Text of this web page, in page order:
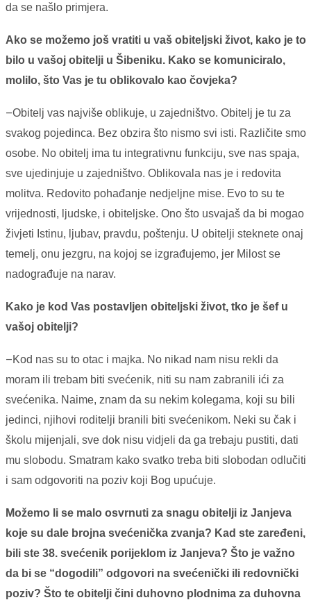
da se našlo primjera.
Ako se možemo još vratiti u vaš obiteljski život, kako je to
bilo u vašoj obitelji u Šibeniku. Kako se komuniciralo,
molilo, što Vas je tu oblikovalo kao čovjeka?
–Obitelj vas najviše oblikuje, u zajedništvo. Obitelj je tu za
svakog pojedinca. Bez obzira što nismo svi isti. Različite smo
osobe. No obitelj ima tu integrativnu funkciju, sve nas spaja,
sve ujedinjuje u zajedništvo. Oblikovala nas je i redovita
molitva. Redovito pohađanje nedjeljne mise. Evo to su te
vrijednosti, ljudske, i obiteljske. Ono što usvajaš da bi mogao
živjeti Istinu, ljubav, pravdu, poštenju. U obitelji steknete onaj
temelj, onu jezgru, na kojoj se izgrađujemo, jer Milost se
nadograđuje na narav.
Kako je kod Vas postavljen obiteljski život, tko je šef u
vašoj obitelji?
–Kod nas su to otac i majka. No nikad nam nisu rekli da
moram ili trebam biti svećenik, niti su nam zabranili ići za
svećenika. Naime, znam da su nekim kolegama, koji su bili
jedinci, njihovi roditelji branili biti svećenikom. Neki su čak i
školu mijenjali, sve dok nisu vidjeli da ga trebaju pustiti, dati
mu slobodu. Smatram kako svatko treba biti slobodan odlučiti
i sam odgovoriti na poziv koji Bog upućuje.
Možemo li se malo osvrnuti za snagu obitelji iz Janjeva
koje su dale brojna svećenička zvanja? Kad ste zaređeni,
bili ste 38. svećenik porijeklom iz Janjeva? Što je važno
da bi se “dogodili” odgovori na svećenički ili redovnički
poziv? Što te obitelji čini duhovno plodnima za duhovna